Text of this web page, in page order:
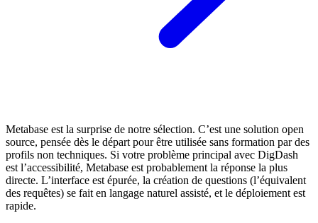
Metabase est la surprise de notre sélection. C’est une solution open
source, pensée dès le départ pour être utilisée sans formation par des
profils non techniques. Si votre problème principal avec DigDash
est l’accessibilité, Metabase est probablement la réponse la plus
directe. L’interface est épurée, la création de questions (l’équivalent
des requêtes) se fait en langage naturel assisté, et le déploiement est
rapide.